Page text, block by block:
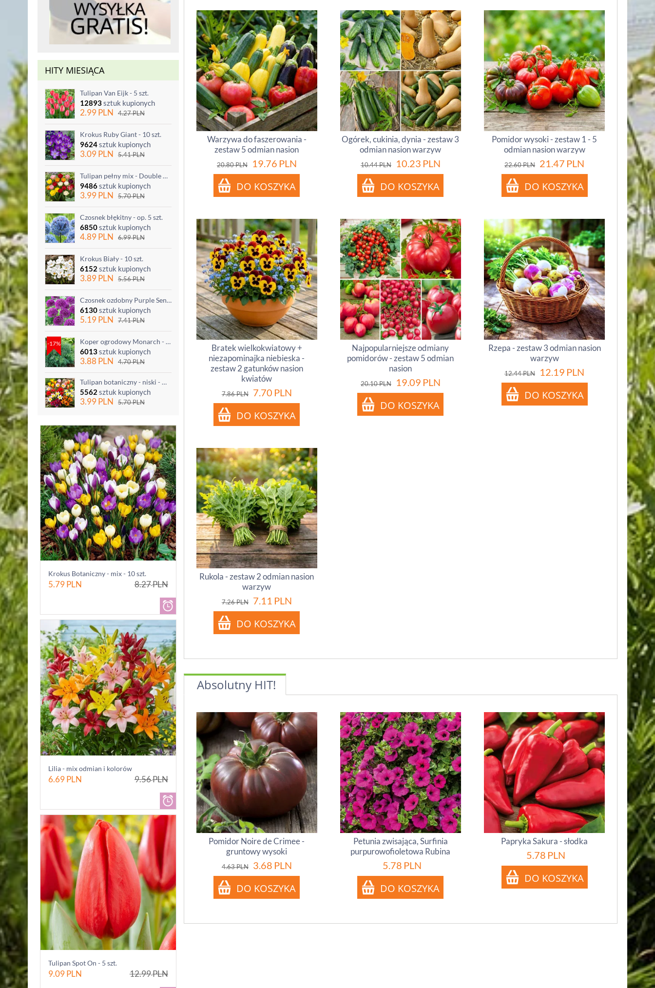
HITY MIESIĄCA
Tulipan Van Eijk - 5 szt.
12893sztuk kupionych
2.99PLN 4.27PLN
Krokus Ruby Giant - 10 szt.
9624sztuk kupionych
3.09PLN 5.41PLN
Tulipan pełny mix - Double mix - 5 szt.
9486sztuk kupionych
3.99PLN 5.70PLN
Czosnek błękitny - op. 5 szt.
6850sztuk kupionych
4.89PLN 6.99PLN
Krokus Biały - 10 szt.
6152 sztuk kupionych
3.89PLN 5.56PLN
Czosnek ozdobny Purple Sensation - op. 3 szt.
6130sztuk kupionych
5.19PLN 7.41PLN
-17% Koper ogrodowy Monarch - po ścięciu odrasta
6013sztuk kupionych
3.88 PLN 4.70PLN
Tulipan botaniczny - niski - mix kolorów - 5 szt.
5562 sztuk kupionych
3.99PLN 5.70PLN
Krokus Botaniczny - mix - 10 szt.
5.79PLN 8.27PLN
Lilia - mix odmian i kolorów
6.69PLN 9.56PLN
Tulipan Spot On - 5 szt.
9.09PLN 12.99PLN
Warzywa do faszerowania -
zestaw 5 odmian nasion
20.80PLN 19.76 PLN
Ogórek, cukinia, dynia - zestaw 3
odmian nasion warzyw
10.44PLN 10.23 PLN
Pomidor wysoki - zestaw 1 - 5
odmian nasion warzyw
22.60PLN 21.47 PLN
Bratek wielkokwiatowy +
niezapominajka niebieska -
zestaw 2 gatunków nasion
kwiatów
7.86PLN 7.70 PLN
Najpopularniejsze odmiany
pomidorów - zestaw 5 odmian
nasion
20.10PLN 19.09 PLN
Rzepa - zestaw 3 odmian nasion
warzyw
12.44PLN 12.19 PLN
Rukola - zestaw 2 odmian nasion
warzyw
7.26PLN 7.11 PLN
Absolutny HIT!
Pomidor Noire de Crimee -
gruntowy wysoki
4.63PLN 3.68 PLN
Petunia zwisająca, Surfinia
purpurowofioletowa Rubina
5.78 PLN
Papryka Sakura - słodka
5.78 PLN